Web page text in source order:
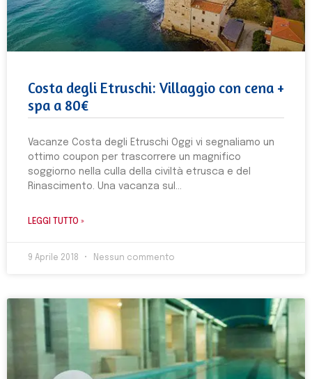
Costa degli Etruschi: Villaggio con cena +
spa a 80€
Vacanze Costa degli Etruschi Oggi vi segnaliamo un
ottimo coupon per trascorrere un magnifico
soggiorno nella culla della civiltà etrusca e del
Rinascimento. Una vacanza sul
LEGGI TUTTO »
9 Aprile 2018 Nessun commento